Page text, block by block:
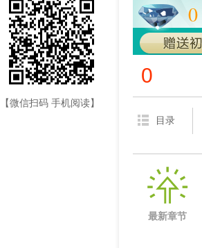
0
0
目录
最新章节
【微信扫码 手机阅读】